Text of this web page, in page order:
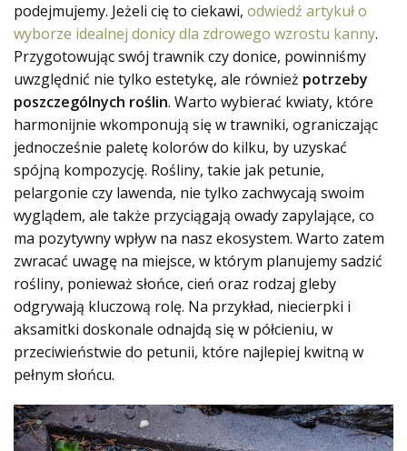
podejmujemy. Jeżeli cię to ciekawi, odwiedź artykuł o
wyborze idealnej donicy dla zdrowego wzrostu kanny.
Przygotowując swój trawnik czy donice, powinniśmy
uwzględnić nie tylko estetykę, ale również potrzeby
poszczególnych roślin. Warto wybierać kwiaty, które
harmonijnie wkomponują się w trawniki, ograniczając
jednocześnie paletę kolorów do kilku, by uzyskać
spójną kompozycję. Rośliny, takie jak petunie,
pelargonie czy lawenda, nie tylko zachwycają swoim
wyglądem, ale także przyciągają owady zapylające, co
ma pozytywny wpływ na nasz ekosystem. Warto zatem
zwracać uwagę na miejsce, w którym planujemy sadzić
rośliny, ponieważ słońce, cień oraz rodzaj gleby
odgrywają kluczową rolę. Na przykład, niecierpki i
aksamitki doskonale odnajdą się w półcieniu, w
przeciwieństwie do petunii, które najlepiej kwitną w
pełnym słońcu.